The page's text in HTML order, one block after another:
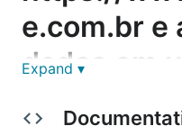
e.com.br e
dados em
Expand ▾